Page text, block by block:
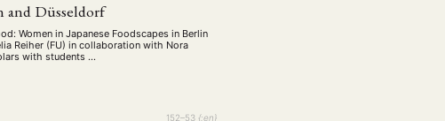
and Düsseldorf
Women in Japanese Foodscapes in Berlin
Reiher (FU) in collaboration with Nora
with students …
152–53 {:en}